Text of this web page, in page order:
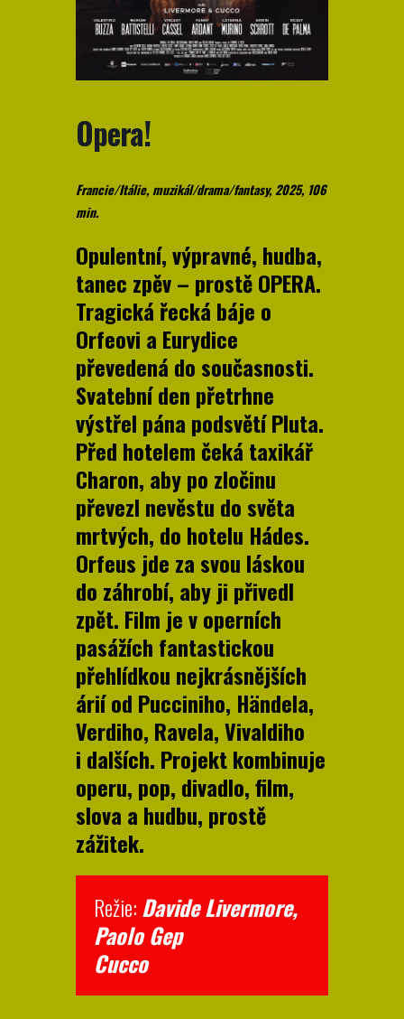
Opera!
Francie/Itálie, muzikál/drama/fantasy, 2025, 106
min.
Opulentní, výpravné, hudba,
tanec zpěv – prostě OPERA.
Tragická řecká báje o
Orfeovi a Eurydice
převedená do současnosti.
Svatební den přetrhne
výstřel pána podsvětí Pluta.
Před hotelem čeká taxikář
Charon, aby po zločinu
převezl nevěstu do světa
mrtvých, do hotelu Hádes.
Orfeus jde za svou láskou
do záhrobí, aby ji přivedl
zpět. Film je v operních
pasážích fantastickou
přehlídkou nejkrásnějších
árií od Pucciniho, Händela,
Verdiho, Ravela, Vivaldiho
i dalších. Projekt kombinuje
operu, pop, divadlo, film,
slova a hudbu, prostě
zážitek.
Režie:Davide Livermore,
Paolo Gep
Cucco